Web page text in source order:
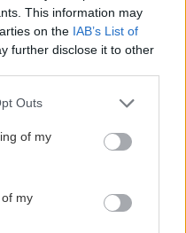
This information may
on the IAB’s List of
further disclose it to other
one or more Google
You may click to
its third-party tags to
in below Google
Outs
of my
my